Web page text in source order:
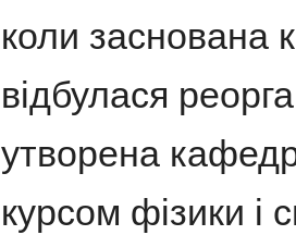
коли заснована
відбулася
утворена
курсом фізики і